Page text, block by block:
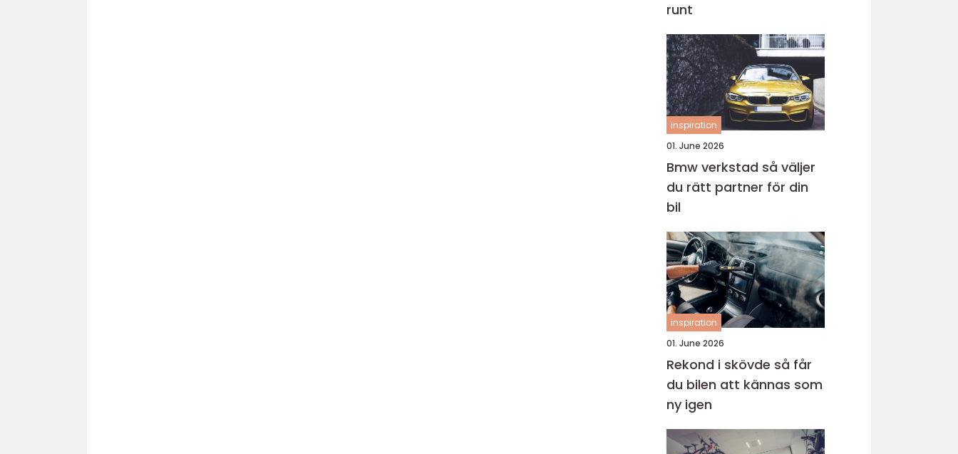
runt
inspiration
01. June 2026
Bmw verkstad så väljer
du rätt partner för din
bil
inspiration
01. June 2026
Rekond i skövde så får
du bilen att kännas som
ny igen